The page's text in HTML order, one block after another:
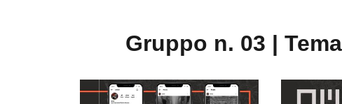
Gruppo n. 03 |